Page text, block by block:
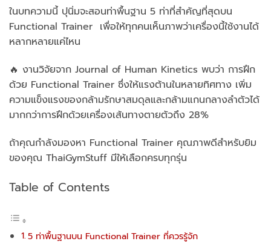
ในบทความนี้ ปุนิ่มจะสอนท่าพื้นฐาน 5 ท่าที่สำคัญที่สุดบน
Functional Trainer เพื่อให้ทุกคนเห็นภาพว่าเครื่องนี้ใช้งานได้
หลากหลายแค่ไหน
🔥 งานวิจัยจาก Journal of Human Kinetics พบว่า การฝึก
ด้วย Functional Trainer ซึ่งให้แรงต้านในหลายทิศทาง เพิ่ม
ความแข็งแรงของกล้ามรักษาสมดุลและกล้ามแกนกลางลำตัวได้
มากกว่าการฝึกด้วยเครื่องเส้นทางตายตัวถึง 28%
ถ้าคุณกำลังมองหา Functional Trainer คุณภาพดีสำหรับยิม
ของคุณ ThaiGymStuff มีให้เลือกครบทุกรุ่น
Table of Contents
5 ท่าพื้นฐานบน Functional Trainer ที่ควรรู้จัก